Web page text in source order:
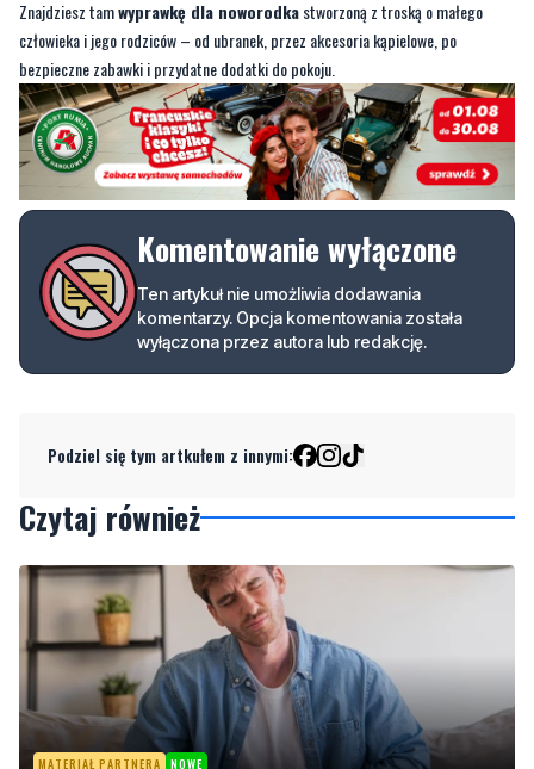
Komentowanie wyłączone
Ten artykuł nie umożliwia dodawania
wyłączona przez autora lub redakcję.
Podziel się tym artkułem z innymi:
MATERIAŁ PARTNERA NOWE
Co jeść przy zaparciach? Dieta, błonnik i nawyki,
które naprawdę działają